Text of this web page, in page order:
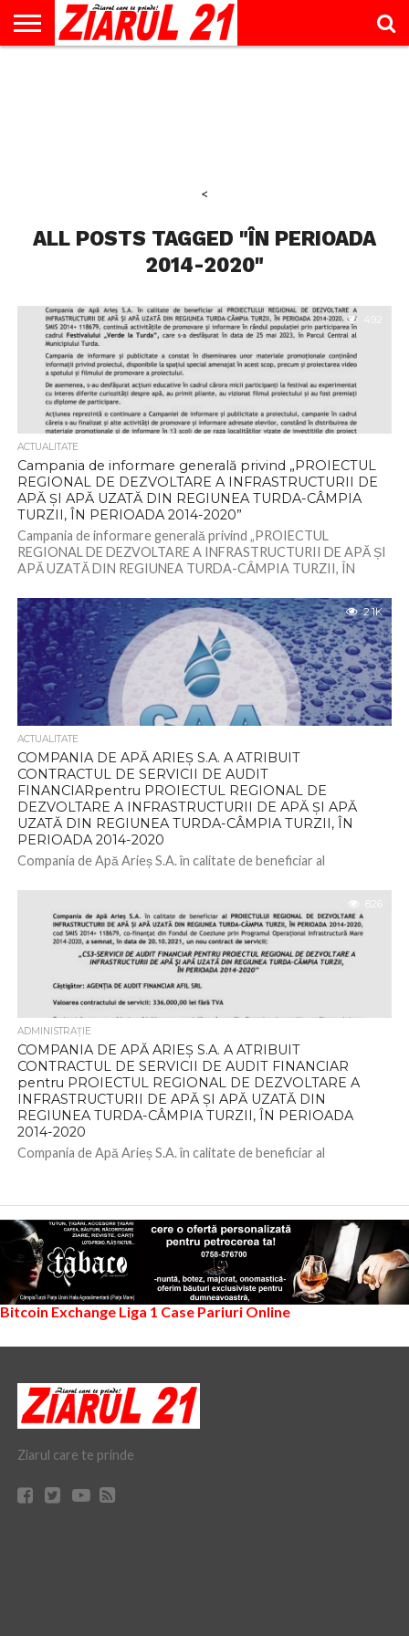
<
ALL POSTS TAGGED "ÎN PERIOADA
2014-2020"
492
ACTUALITATE
Campania de informare generală privind „PROIECTUL
REGIONAL DE DEZVOLTARE A INFRASTRUCTURII DE
APĂ ȘI APĂ UZATĂ DIN REGIUNEA TURDA-CÂMPIA
TURZII, ÎN PERIOADA 2014-2020”
Campania de informare generală privind „PROIECTUL
REGIONAL DE DEZVOLTARE A INFRASTRUCTURII DE APĂ ȘI
APĂ UZATĂ DIN REGIUNEA TURDA-CÂMPIA TURZII, ÎN
2.1K
ACTUALITATE
COMPANIA DE APĂ ARIEȘ S.A. A ATRIBUIT
CONTRACTUL DE SERVICII DE AUDIT
FINANCIARpentru PROIECTUL REGIONAL DE
DEZVOLTARE A INFRASTRUCTURII DE APĂ ȘI APĂ
UZATĂ DIN REGIUNEA TURDA-CÂMPIA TURZII, ÎN
PERIOADA 2014-2020
Compania de Apă Arieș S.A. în calitate de beneficiar al
INFRASTRUCTURII DE APĂ ȘI APĂ UZATĂ DIN...
826
ADMINISTRAŢIE
COMPANIA DE APĂ ARIEȘ S.A. A ATRIBUIT
CONTRACTUL DE SERVICII DE AUDIT FINANCIAR
pentru PROIECTUL REGIONAL DE DEZVOLTARE A
INFRASTRUCTURII DE APĂ ȘI APĂ UZATĂ DIN
REGIUNEA TURDA-CÂMPIA TURZII, ÎN PERIOADA
2014-2020
Compania de Apă Arieș S.A. în calitate de beneficiar al
Bitcoin Exchange Liga 1 Case Pariuri Online
Ziarul care te prinde